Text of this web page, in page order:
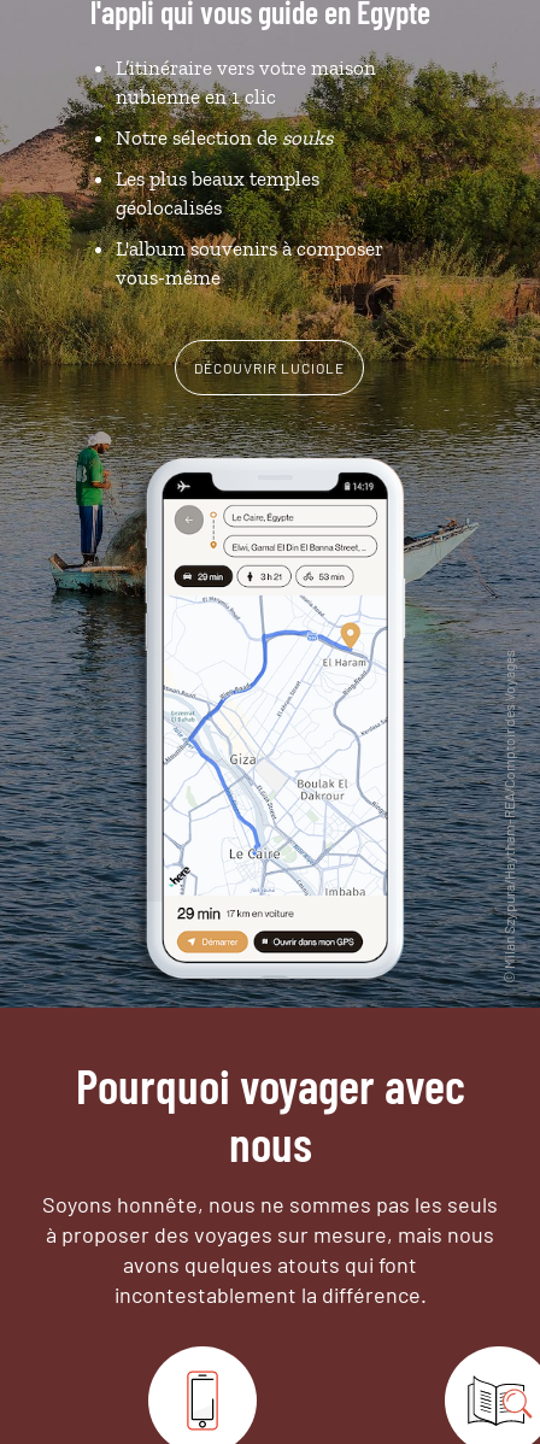
l'appli qui vous guide en Egypte
L’itinéraire vers votre maison
nubienne en 1 clic
Notre sélection desouks
Les plus beaux temples
géolocalisés
L'album souvenirs à composer
vous-même
DÉCOUVRIR LUCIOLE
Pourquoi voyager avec
nous
Soyons honnête, nous ne sommes pas les seuls
à proposer des voyages sur mesure, mais nous
avons quelques atouts qui font
incontestablement la différence.